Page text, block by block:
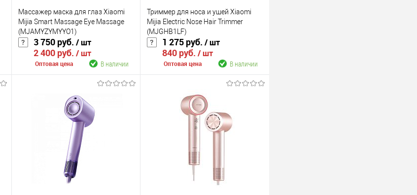
Массажер маска для глаз Xiaomi
Mijia Smart Massage Eye Massage
(MJAMYZYMYYO1)
3 750 руб. / шт
2 400 руб. / шт
Оптовая цена В наличии
К сравнению
Триммер для носа и ушей Xiaomi
Mijia Electric Nose Hair Trimmer
(MJGHB1LF)
1 275 руб. / шт
840 руб. / шт
Оптовая цена В наличии
К сравнению
В наличии